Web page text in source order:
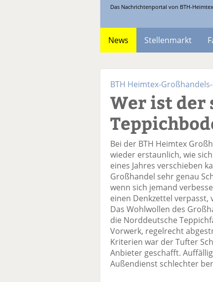
Das Nachrichtenportal von BTH-
News Stellenmarkt
BTH Heimtex-
Wer ist der
Bei der BTH Heimtex
wieder erstaunlich, wie
eines Jahres verschieben
Großhandel sehr genau
wenn sich jemand
einen Denkzettel
Das Wohlwollen des
die Norddeutsche
Vorwerk, regelrecht
Kriterien war der Tufter
Anbieter geschafft.
Außendienst schlechter